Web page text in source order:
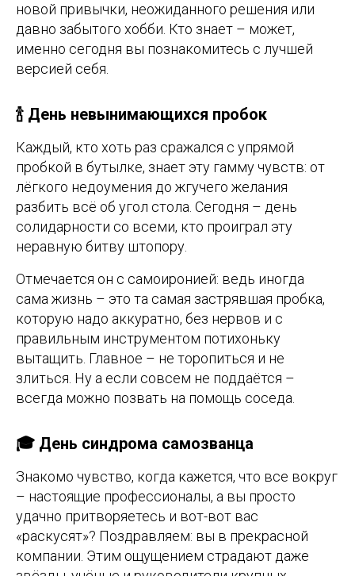
новой привычки, неожиданного решения или
давно забытого хобби. Кто знает – может,
именно сегодня вы познакомитесь с лучшей
версией себя.
🍾 День невынимающихся пробок
Каждый, кто хоть раз сражался с упрямой
пробкой в бутылке, знает эту гамму чувств: от
лёгкого недоумения до жгучего желания
разбить всё об угол стола. Сегодня – день
солидарности со всеми, кто проиграл эту
неравную битву штопору.
Отмечается он с самоиронией: ведь иногда
сама жизнь – это та самая застрявшая пробка,
которую надо аккуратно, без нервов и с
правильным инструментом потихоньку
вытащить. Главное – не торопиться и не
злиться. Ну а если совсем не поддаётся –
всегда можно позвать на помощь соседа.
🎓 День синдрома самозванца
Знакомо чувство, когда кажется, что все вокруг
– настоящие профессионалы, а вы просто
удачно притворяетесь и вот-вот вас
«раскусят»? Поздравляем: вы в прекрасной
компании. Этим ощущением страдают даже